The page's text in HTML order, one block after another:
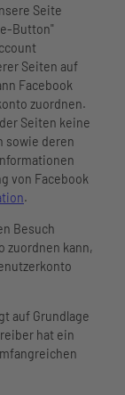
Seite
Button"
Seiten auf
Facebook
zuordnen.
Seiten keine
sowie deren
von Facebook
.
Besuch
zuordnen kann,
auf Grundlage
hat ein